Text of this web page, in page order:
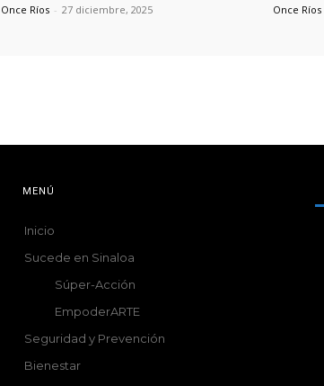
Once Ríos - 27 diciembre, 2025 Once Ríos
MENÚ
Inicio
Sucede en Sinaloa
Súper-Acción
EmpoderARTE
Seguridad y Prevención
Bienestar